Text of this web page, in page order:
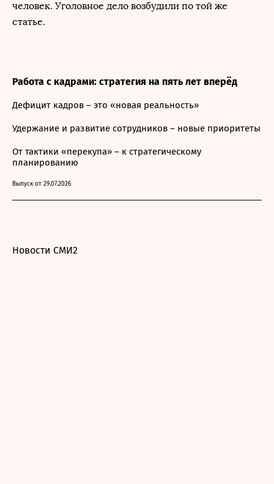
человек. Уголовное дело возбудили по той же
статье.
Работа с кадрами: стратегия на пять лет вперёд
Дефицит кадров – это «новая реальность»
Удержание и развитие сотрудников – новые приоритеты
От тактики «перекупа» – к стратегическому
планированию
Выпуск от 29.07.2026
Новости СМИ2